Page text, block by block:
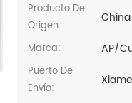
Producto De
Origen:
China
Marca: AP/
Puerto De
Envío: